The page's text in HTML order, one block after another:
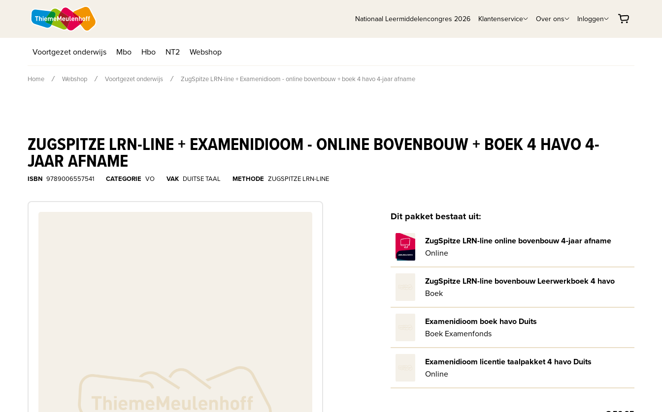
Nationaal Leermiddelencongres 2026 Klantenservice Over ons Inloggen
Voortgezet onderwijs Mbo Hbo NT2 Webshop
Home Webshop Voortgezet onderwijs ZugSpitze LRN-line + Examenidioom - online bovenbouw + boek 4 havo 4-jaar afname
ZUGSPITZE LRN-LINE + EXAMENIDIOOM - ONLINE BOVENBOUW + BOEK 4 HAVO 4-
JAAR AFNAME
ISBN 9789006557541 CATEGORIE VO VAK DUITSE TAAL METHODE ZUGSPITZE LRN-LINE
Dit pakket bestaat uit:
ZugSpitze LRN-line online bovenbouw 4-jaar afname
Online
ZugSpitze LRN-line bovenbouw Leerwerkboek 4 havo
Boek
Examenidioom boek havo Duits
Boek Examenfonds
Examenidioom licentie taalpakket 4 havo Duits
Online